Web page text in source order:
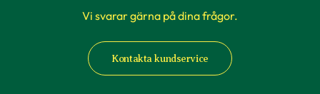
Vi svarar gärna på dina frågor.
Kontakta kundservice